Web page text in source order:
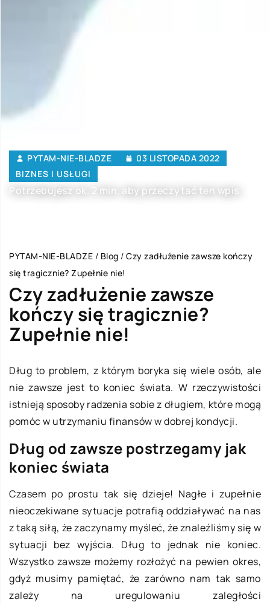
PYTAM-NIE-BLADZE
03 LISTOPADA 2022
BIZNES I USŁUGI
Potrzebujesz ok. 2 min. aby przeczytać ten wpis
PYTAM-NIE-BLADZE / Blog / Czy zadłużenie zawsze kończy
się tragicznie? Zupełnie nie!
Czy zadłużenie zawsze
kończy się tragicznie?
Zupełnie nie!
Dług to problem, z którym boryka się wiele osób, ale
nie zawsze jest to koniec świata. W rzeczywistości
istnieją sposoby radzenia sobie z długiem, które mogą
pomóc w utrzymaniu finansów w dobrej kondycji.
Dług od zawsze postrzegamy jak
koniec świata
Czasem po prostu tak się dzieje! Nagłe i zupełnie
nieoczekiwane sytuacje potrafią oddziaływać na nas
z taką siłą, że zaczynamy myśleć, że znaleźliśmy się w
sytuacji bez wyjścia. Dług to jednak nie koniec.
Wszystko zawsze możemy rozłożyć na pewien okres,
gdyż musimy pamiętać, że zarówno nam tak samo
zależy na uregulowaniu zaległości